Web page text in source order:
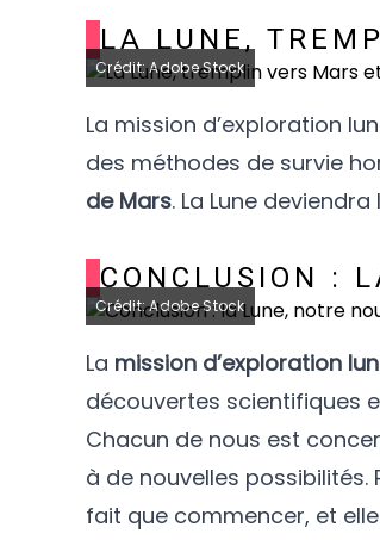
LA LUNE,
Crédit: Adobe Stock
La mission d’exploration
des méthodes de survie
de Mars. La Lune
CONCLUSION :
Crédit: Adobe Stock
La mission d’exploration
découvertes scientifiques
Chacun de nous est
à de nouvelles possibilités.
fait que commencer, et